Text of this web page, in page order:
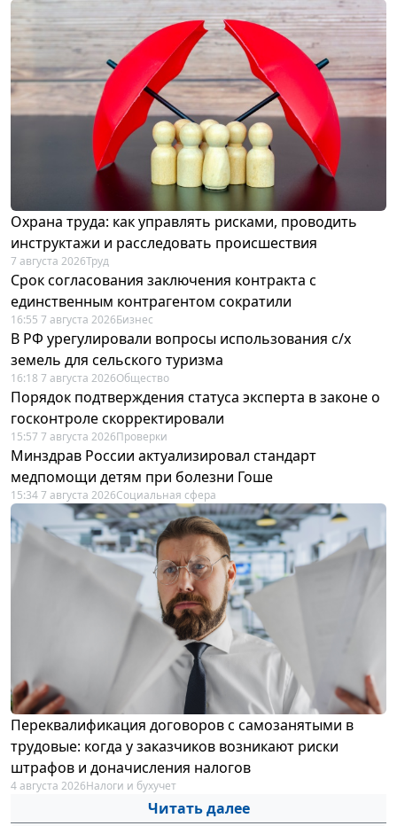
Охрана труда: как управлять рисками, проводить
инструктажи и расследовать происшествия
7 августа 2026Труд
Срок согласования заключения контракта с
единственным контрагентом сократили
16:55 7 августа 2026Бизнес
В РФ урегулировали вопросы использования с/х
земель для сельского туризма
16:18 7 августа 2026Общество
Порядок подтверждения статуса эксперта в законе о
госконтроле скорректировали
15:57 7 августа 2026Проверки
Минздрав России актуализировал стандарт
медпомощи детям при болезни Гоше
15:34 7 августа 2026Социальная сфера
Переквалификация договоров с самозанятыми в
трудовые: когда у заказчиков возникают риски
штрафов и доначисления налогов
4 августа 2026Налоги и бухучет
Читать далее